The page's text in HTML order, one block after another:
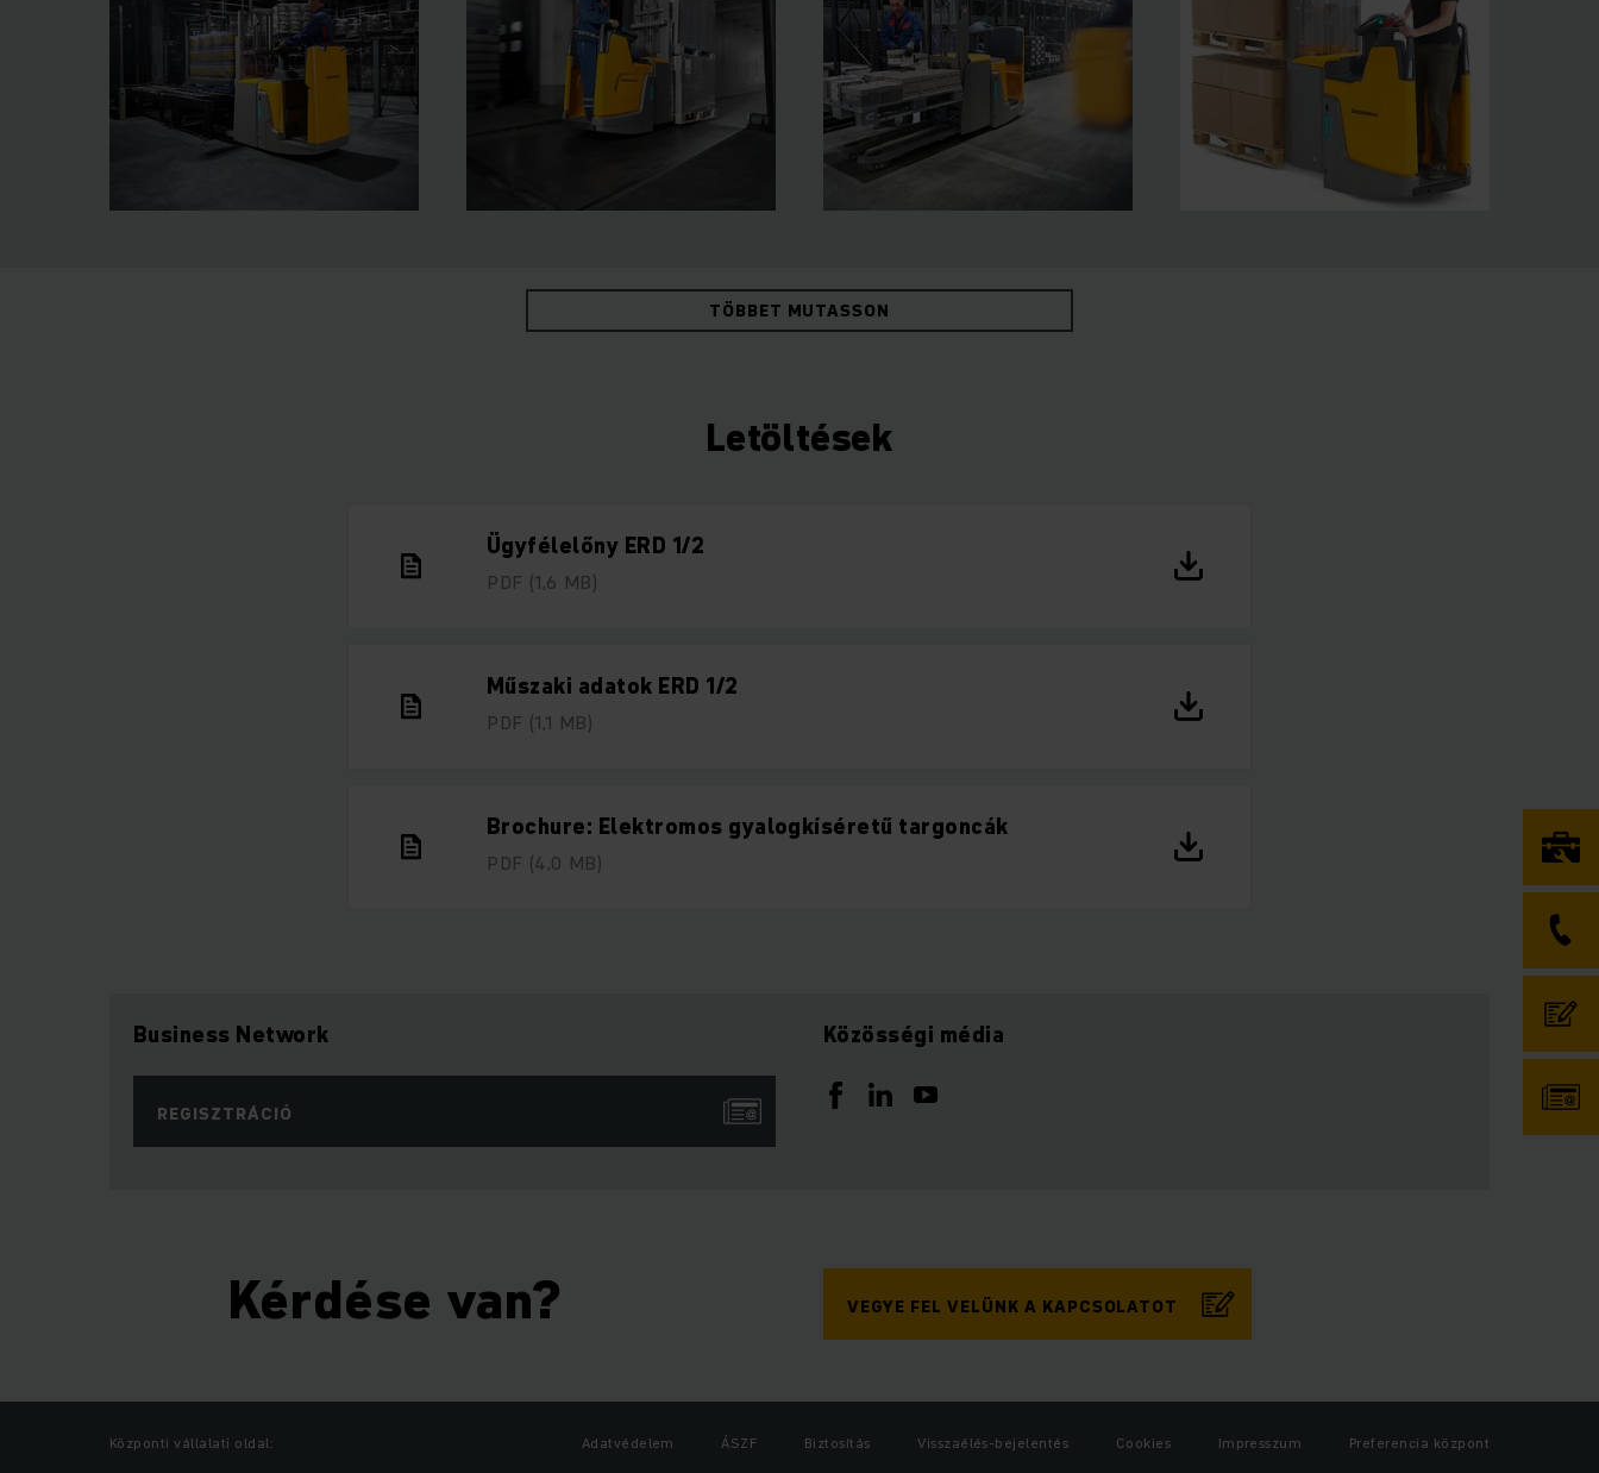
TÖBBET MUTASSON
Letöltések
Ügyfélelőny ERD 1/2
PDF (1,6 MB)
Műszaki adatok ERD 1/2
PDF (1,1 MB)
Brochure: Elektromos gyalogkíséretű targoncák
PDF (4,0 MB)
Business Network
REGISZTRÁCIÓ
Közösségi média
Kérdése van? VEGYE FEL VELÜNK A KAPCSOLATOT
Központi vállalati oldal:
Adatvédelem ÁSZF Biztosítás Visszaélés-bejelentés Cookies Impresszum
Preferencia központ